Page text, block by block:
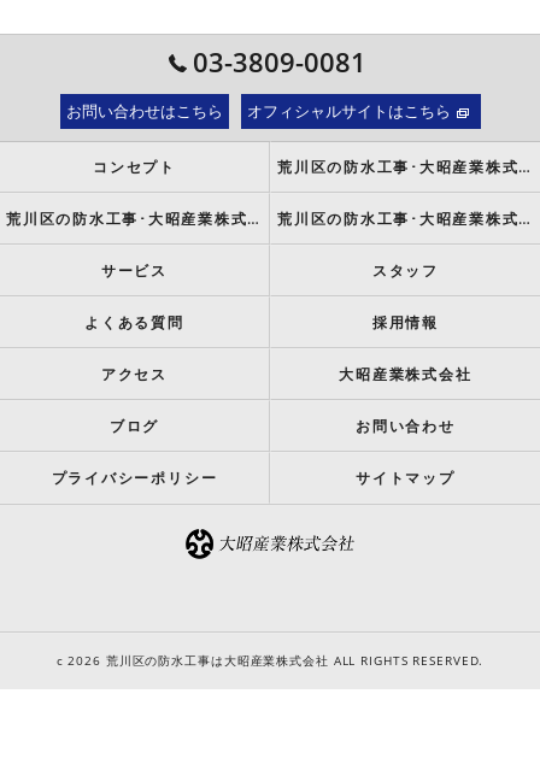
03-3809-0081
お問い合わせはこちら オフィシャルサイトはこちら
コンセプト 荒川区の防水工事･大昭産業株式会社の口コミ情報
荒川区の防水工事･大昭産業株式会社の評判 荒川区の防水工事･大昭産業株式会社のお客様の声
サービス スタッフ
よくある質問 採用情報
アクセス 大昭産業株式会社
ブログ お問い合わせ
プライバシーポリシー サイトマップ
c 2026 荒川区の防水工事は大昭産業株式会社 ALL RIGHTS RESERVED.